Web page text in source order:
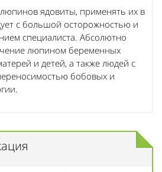
ядовиты, применять их в
с большой осторожностью и
специалиста. Абсолютно
люпином беременных
и детей, а также людей с
бобовых и